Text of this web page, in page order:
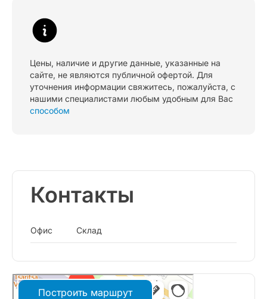
Цены, наличие и другие данные, указанные на
сайте, не являются публичной офертой. Для
уточнения информации свяжитесь, пожалуйста, с
нашими специалистами любым удобным для Вас
способом
Контакты
Офис Склад
Построить маршрут